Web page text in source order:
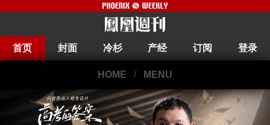
首页 封面 冷杉 产经 订阅 登录
HOME / MENU